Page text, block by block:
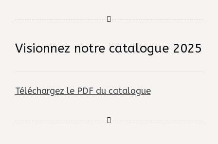
Visionnez notre catalogue 2025
Téléchargez le PDF du catalogue